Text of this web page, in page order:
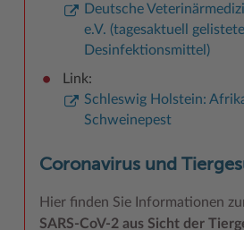
Deutsche
e.V. (tagesaktuell gelistete
Desinfektionsmittel)
Link:
Schleswig Holstein:
Schweinepest
Coronavirus und
Hier finden Sie Informationen
SARS-CoV-2 aus Sicht der